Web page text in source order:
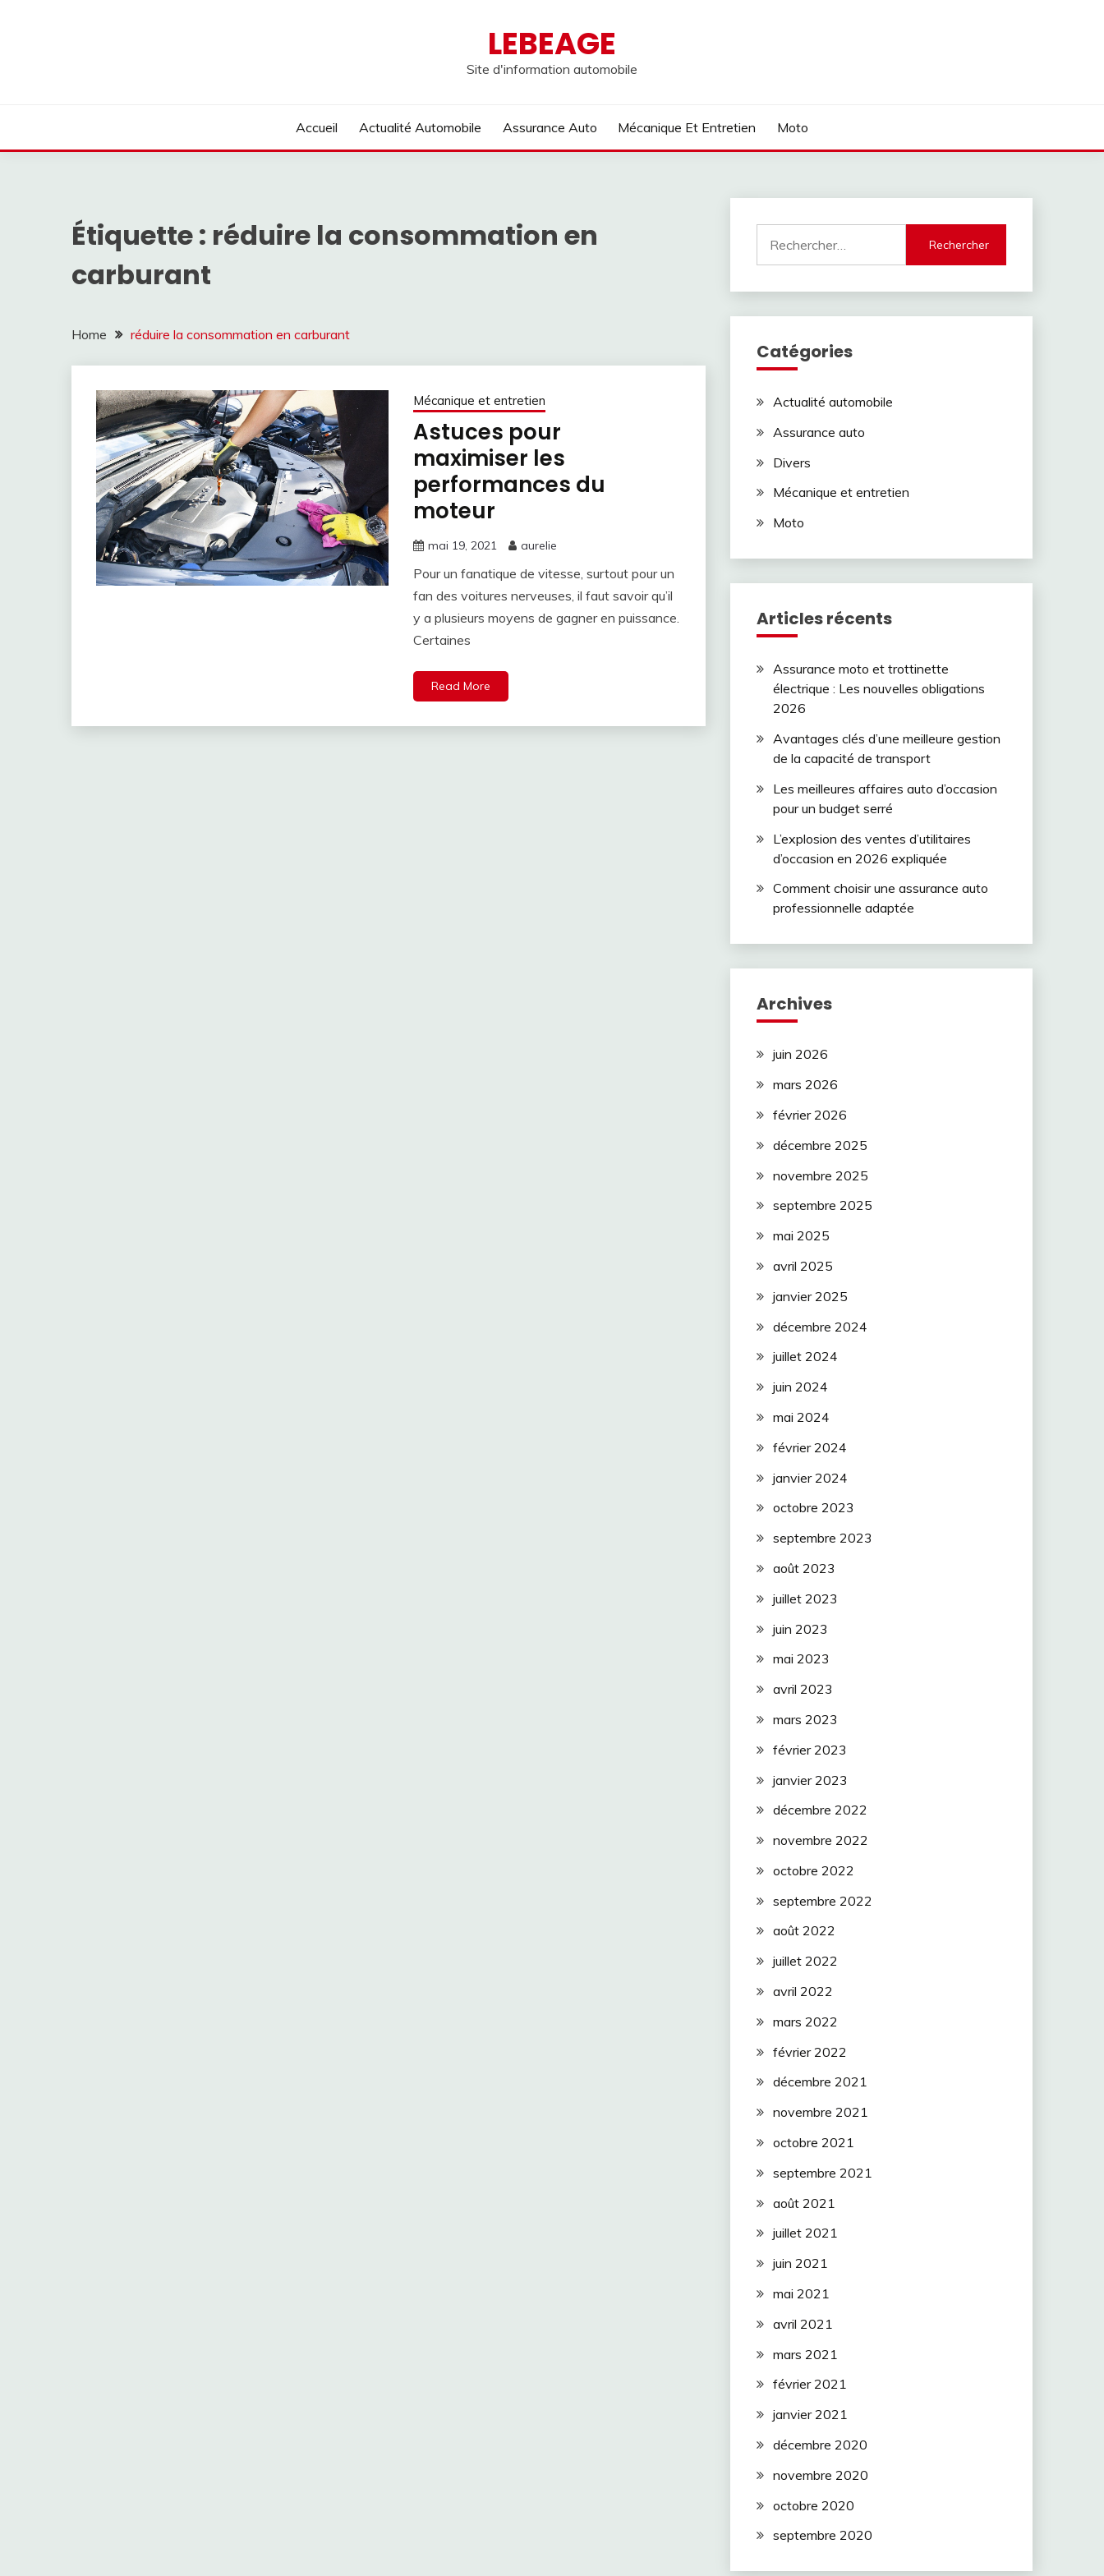
LEBEAGE
Site d'information automobile
Accueil Actualité Automobile Assurance Auto Mécanique Et Entretien Moto
Étiquette : réduire la consommation en
carburant
Home réduire la consommation en carburant
Mécanique et entretien
Astuces pour
maximiser les
performances du
moteur
mai 19, 2021 aurelie
Pour un fanatique de vitesse, surtout pour un
fan des voitures nerveuses, il faut savoir qu’il
y a plusieurs moyens de gagner en puissance.
Certaines
Read More
Catégories
Actualité automobile
Assurance auto
Divers
Mécanique et entretien
Moto
Articles récents
Assurance moto et trottinette
électrique : Les nouvelles obligations
2026
Avantages clés d’une meilleure gestion
de la capacité de transport
Les meilleures affaires auto d’occasion
pour un budget serré
L’explosion des ventes d’utilitaires
d’occasion en 2026 expliquée
Comment choisir une assurance auto
professionnelle adaptée
Archives
juin 2026
mars 2026
février 2026
décembre 2025
novembre 2025
septembre 2025
mai 2025
avril 2025
janvier 2025
décembre 2024
juillet 2024
juin 2024
mai 2024
février 2024
janvier 2024
octobre 2023
septembre 2023
août 2023
juillet 2023
juin 2023
mai 2023
avril 2023
mars 2023
février 2023
janvier 2023
décembre 2022
novembre 2022
octobre 2022
septembre 2022
août 2022
juillet 2022
avril 2022
mars 2022
février 2022
décembre 2021
novembre 2021
octobre 2021
septembre 2021
août 2021
juillet 2021
juin 2021
mai 2021
avril 2021
mars 2021
février 2021
janvier 2021
décembre 2020
novembre 2020
octobre 2020
septembre 2020